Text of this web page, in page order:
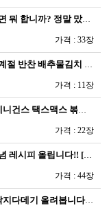
까? 정말 맜있습니다 [S7…
가격 : 33장
찬 배추물김치 [P7280…
가격 : 11장
택스맥스 볶음밥) [P729…
가격 : 22장
피 올립니다!! [P72911]
가격 : 44장
기 올려봅니다 [P72907…